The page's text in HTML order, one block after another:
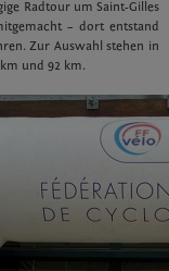
Radtour um Saint-Gilles
– dort entstand
Zur Auswahl stehen in
und 92 km.